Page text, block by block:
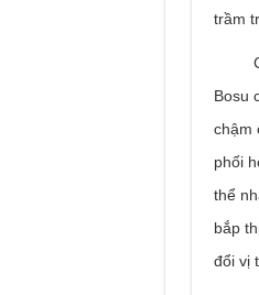
trầm
Các
Bosu
chậm
phối
thể
bắp
đổi vị